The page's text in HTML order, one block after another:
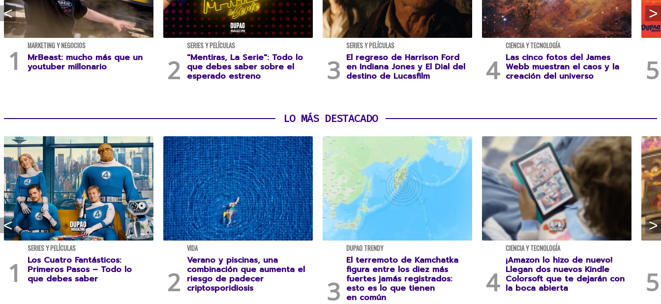
MARKETING Y NEGOCIOS
MrBeast: mucho más que un
youtuber millonario
SERIES Y PELÍCULAS
"Mentiras, La Serie": Todo lo
que debes saber sobre el
esperado estreno
SERIES Y PELÍCULAS
El regreso de Harrison Ford
en Indiana Jones y El Dial del
destino de Lucasfilm
CIENCIA Y TECNOLOGÍA
Las cinco fotos del James
Webb muestran el caos y la
creación del universo
LO MÁS DESTACADO
SERIES Y PELÍCULAS
Los Cuatro Fantásticos:
Primeros Pasos – Todo lo
que debes saber
VIDA
Verano y piscinas, una
combinación que aumenta el
riesgo de padecer
criptosporidiosis
DUPAO TRENDY
El terremoto de Kamchatka
figura entre los diez más
fuertes jamás registrados:
esto es lo que tienen
en común
CIENCIA Y TECNOLOGÍA
¡Amazon lo hizo de nuevo!
Llegan dos nuevos Kindle
Colorsoft que te dejarán con
la boca abierta